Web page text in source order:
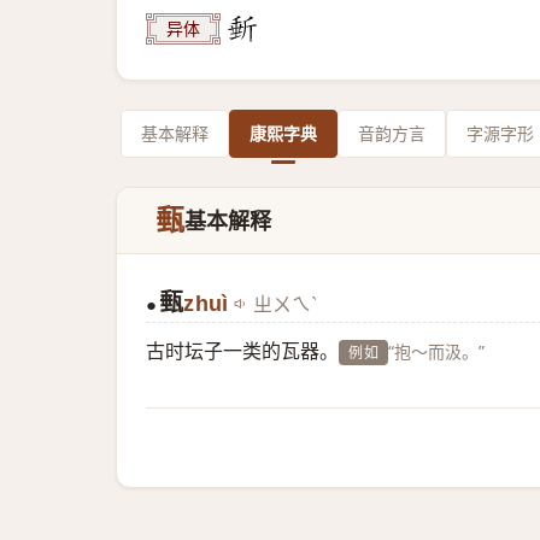
异体
基本解释 康熙字典 音韵方言 字源字形
甀基本解释
● 甀zhuì ㄓㄨㄟˋ
古时坛子一类的瓦器。 例如 “抱～而汲。”